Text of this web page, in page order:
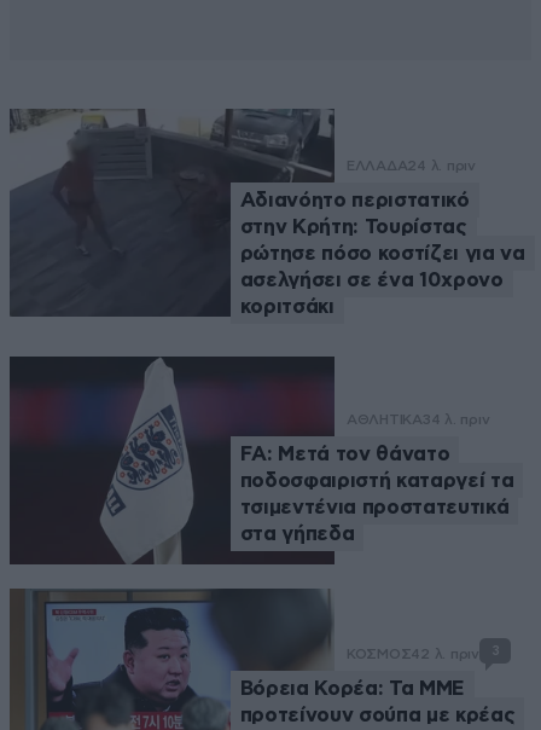
ΕΛΛΑΔΑ24 λ. πριν
Αδιανόητο περιστατικό
στην Κρήτη: Τουρίστας
ρώτησε πόσο κοστίζει για να
ασελγήσει σε ένα 10χρονο
κοριτσάκι
ΑΘΛΗΤΙΚΑ34 λ. πριν
FA: Μετά τον θάνατο
ποδοσφαιριστή καταργεί τα
τσιμεντένια προστατευτικά
στα γήπεδα
ΚΟΣΜΟΣ42 λ. πριν 3
Βόρεια Κορέα: Τα ΜΜΕ
προτείνουν σούπα με κρέας